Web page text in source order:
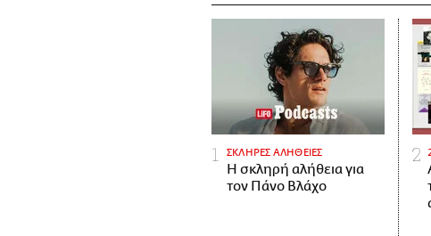
ΣΚΛΗΡΕΣ ΑΛΗΘΕΙΕΣ
H σκληρή αλήθεια για
τον Πάνο Βλάχο